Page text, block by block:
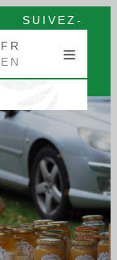
SUIVEZ-
FR
EN